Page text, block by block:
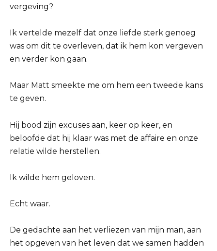
vergeving?
Ik vertelde mezelf dat onze liefde sterk genoeg
was om dit te overleven, dat ik hem kon vergeven
en verder kon gaan.
Maar Matt smeekte me om hem een tweede kans
te geven.
Hij bood zijn excuses aan, keer op keer, en
beloofde dat hij klaar was met de affaire en onze
relatie wilde herstellen.
Ik wilde hem geloven.
Echt waar.
De gedachte aan het verliezen van mijn man, aan
het opgeven van het leven dat we samen hadden